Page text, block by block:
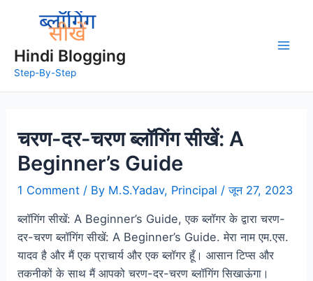
Hindi Blogging
Step-By-Step
चरण-दर-चरण ब्लॉगिंग सीखें: A
Beginner’s Guide
1 Comment / By M.S.Yadav, Principal /जून 27, 2023
ब्लॉगिंग सीखें: A Beginner’s Guide, एक ब्लॉगर के द्वारा चरण-
दर-चरण ब्लॉगिंग सीखें: A Beginner’s Guide. मेरा नाम एम.एस.
यादव है और मैं एक प्राचार्य और एक ब्लॉगर हूँ। आसान टिप्स और
तकनीकों के साथ मैं आपको चरण-दर-चरण ब्लॉगिंग सिखाऊंगा।